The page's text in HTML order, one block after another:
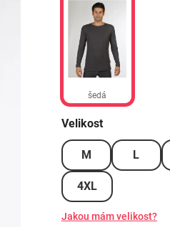
šedá
Velikost
M L
4XL
Jakou mám velikost?